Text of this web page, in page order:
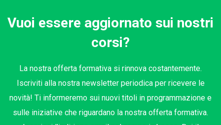
Vuoi essere aggiornato sui nostri
corsi?
La nostra offerta formativa si rinnova costantemente.
Iscriviti alla nostra newsletter periodica per ricevere le
novità! Ti informeremo sui nuovi titoli in programmazione e
sulle iniziative che riguardano la nostra offerta formativa.